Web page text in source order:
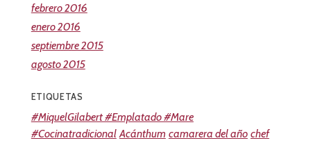
febrero 2016
enero 2016
septiembre 2015
agosto 2015
ETIQUETAS
#MiquelGilabert #Emplatado #Mare
#Cocinatradicional Acánthum camarera del año chef